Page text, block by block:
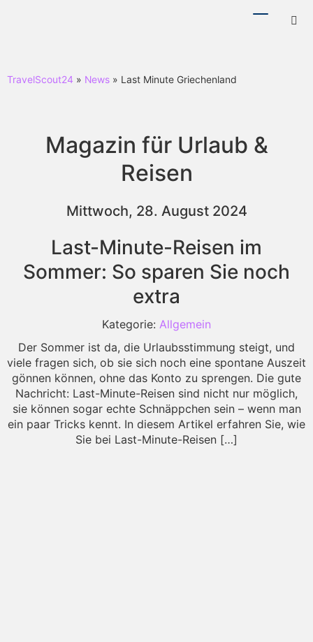
TravelScout24 » News » Last Minute Griechenland
Magazin für Urlaub &
Reisen
Mittwoch, 28. August 2024
Last-Minute-Reisen im
Sommer: So sparen Sie noch
extra
Kategorie: Allgemein
Der Sommer ist da, die Urlaubsstimmung steigt, und
viele fragen sich, ob sie sich noch eine spontane Auszeit
gönnen können, ohne das Konto zu sprengen. Die gute
Nachricht: Last-Minute-Reisen sind nicht nur möglich,
sie können sogar echte Schnäppchen sein – wenn man
ein paar Tricks kennt. In diesem Artikel erfahren Sie, wie
Sie bei Last-Minute-Reisen […]